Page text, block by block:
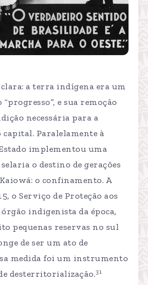
a terra indígena era um
e sua remoção
necessária para a
capital. Paralelamente à
implementou uma
o destino de gerações
o confinamento. A
o Serviço de Proteção aos
indigenista da época,
pequenas reservas no sul
de ser um ato de
medida foi um instrumento
desterritorialização.31